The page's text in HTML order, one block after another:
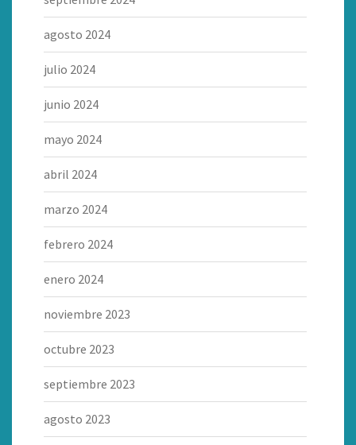
agosto 2024
julio 2024
junio 2024
mayo 2024
abril 2024
marzo 2024
febrero 2024
enero 2024
noviembre 2023
octubre 2023
septiembre 2023
agosto 2023